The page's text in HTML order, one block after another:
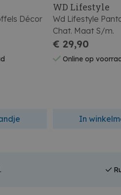
Décor
WD Lifestyle
Wd Lifestyle
Chat. Maat S/m.
€ 29,90
Online op
In